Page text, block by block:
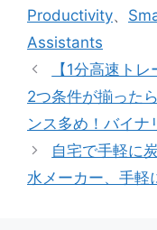
Productivity、
Assistants
【1分高速ト
2つ条件が揃った
ンス多め！バイナ
自宅で手軽に
水メーカー、手軽